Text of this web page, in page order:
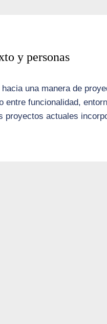
y personas
una manera de
funcionalidad,
proyectos actuales